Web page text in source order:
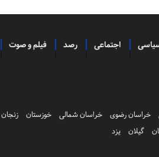
اجتماعی رصد فیلم و صوت
خراسان رضوی خراسان شمالی خوزستان زنجان
گیلان یزد